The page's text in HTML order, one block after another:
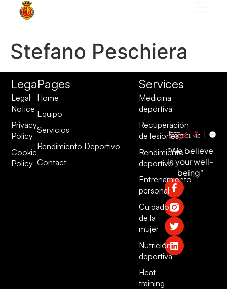
Stefano Peschiera
Services
Medicina
deportiva
Recuperación
de lesiones
Rendimiento
deportivo
Entrenamiento
personal
Cuidado
de la
mujer
Nutrición
deportiva
Heat
training
Pages
Home
Equipo
Servicios
Rendimiento Deportivo
Contact
Legal
Legal
Notice
Privacy
Policy
Cookie
Policy
"We believe
in your well-
being"